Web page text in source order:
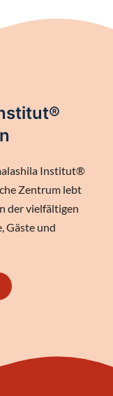
Institut®
Zentrum lebt
der vielfältigen
Gäste und